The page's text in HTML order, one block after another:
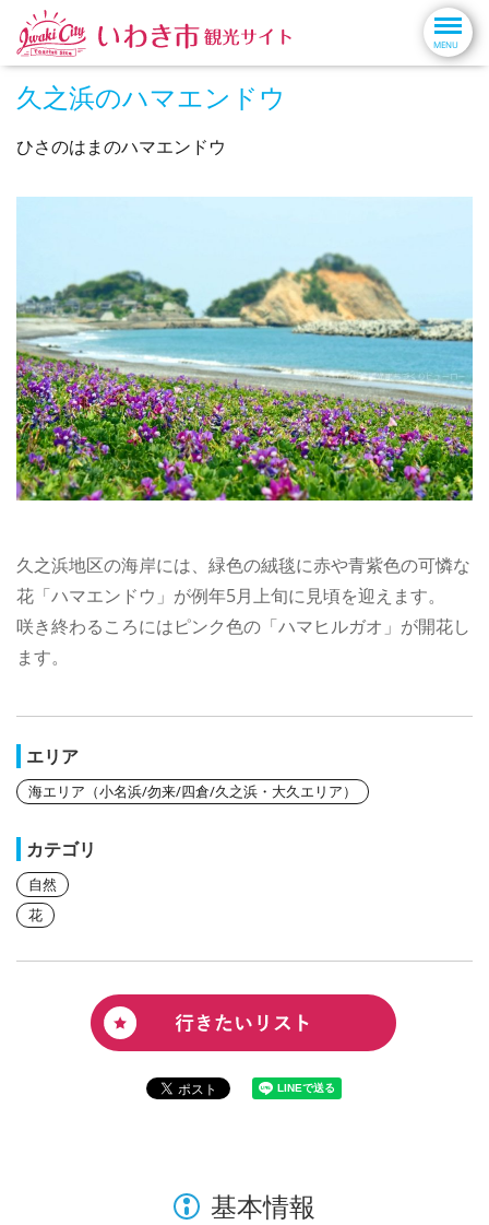
久之浜のハマエンドウ
ひさのはまのハマエンドウ
久之浜地区の海岸には、緑色の絨毯に赤や青紫色の可憐な
花「ハマエンドウ」が例年5月上旬に見頃を迎えます。
咲き終わるころにはピンク色の「ハマヒルガオ」が開花し
ます。
エリア
海エリア（小名浜/勿来/四倉/久之浜・大久エリア）
カテゴリ
自然
花
基本情報